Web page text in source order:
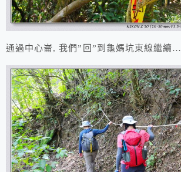
通過中心崙, 我們”回”到龜媽坑東線繼續…